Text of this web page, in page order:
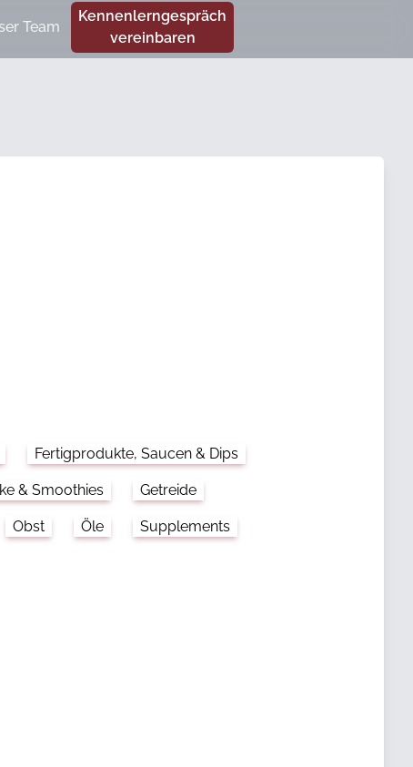
Team
Kennenlerngespräch
vereinbaren
Fertigprodukte, Saucen & Dips
& Smoothies Getreide
Obst Öle Supplements